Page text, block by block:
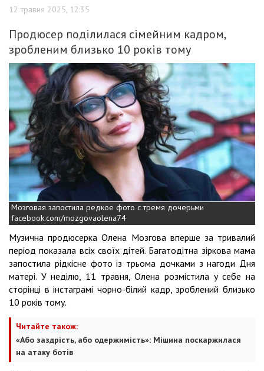
12 травня 2025, 12:35
Продюсер поділилася сімейним кадром,
зробленим близько 10 років тому
Мозговая запостила редкое фото с тремя дочерьми
facebook.com/mozgovaolena74
Музична продюсерка Олена Мозгова вперше за тривалий
період показала всіх своїх дітей. Багатодітна зіркова мама
запостила рідкісне фото із трьома дочками з нагоди Дня
матері. У неділю, 11 травня, Олена розмістила у себе на
сторінці в інстаграмі чорно-білий кадр, зроблений близько
10 років тому.
Читайте також:
«Або заздрість, або одержимість»: Мішина поскаржилася
на атаку ботів